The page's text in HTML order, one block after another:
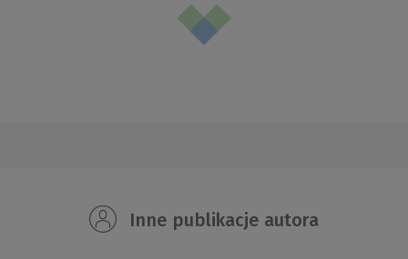
Inne publikacje autora